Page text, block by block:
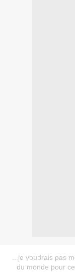
...je voudrais pas
du monde pour